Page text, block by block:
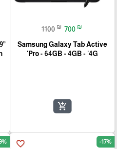
1100 ₪ 700 ₪
Samsung Galaxy Tab Active
Pro - 64GB - 4GB - '4G'
add_shopping_cart
favorite_border -17%